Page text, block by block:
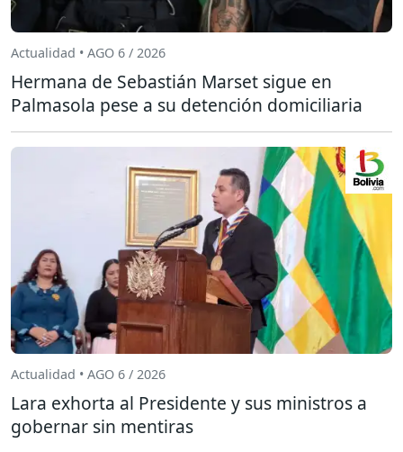
Actualidad • AGO 6 / 2026
Hermana de Sebastián Marset sigue en
Palmasola pese a su detención domiciliaria
Actualidad • AGO 6 / 2026
Lara exhorta al Presidente y sus ministros a
gobernar sin mentiras